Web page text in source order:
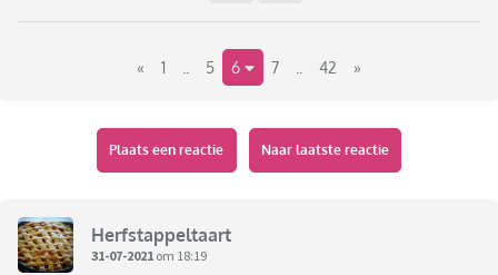
« 1 5 6 7 42 »
Plaats een reactie Naar laatste reactie
Herfstappeltaart
31-07-2021 om 18:19